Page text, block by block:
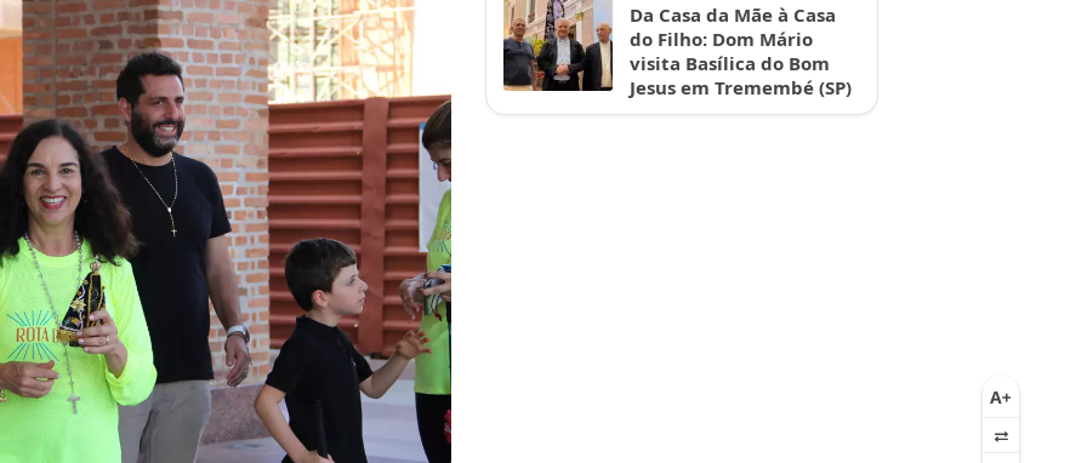
Da Casa da Mãe à Casa
do Filho: Dom Mário
visita Basílica do Bom
Jesus em Tremembé (SP)